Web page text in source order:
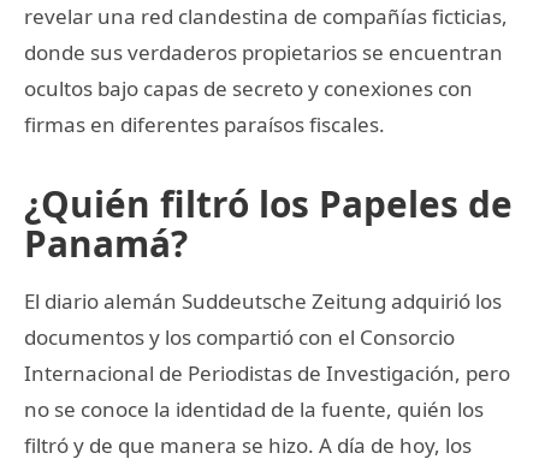
revelar una red clandestina de compañías ficticias,
donde sus verdaderos propietarios se encuentran
ocultos bajo capas de secreto y conexiones con
firmas en diferentes paraísos fiscales.
¿Quién filtró los Papeles de
Panamá?
El diario alemán Suddeutsche Zeitung adquirió los
documentos y los compartió con el Consorcio
Internacional de Periodistas de Investigación, pero
no se conoce la identidad de la fuente, quién los
filtró y de que manera se hizo. A día de hoy, los